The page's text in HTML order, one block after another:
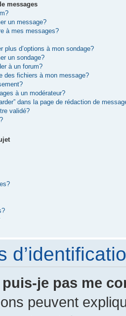
messages
un message?
à mes messages?
plus d’options à mon sondage?
un sondage?
à un forum?
des fichiers à mon message?
à un modérateur?
dans la page de rédaction de
validé?
je pas me
peuvent